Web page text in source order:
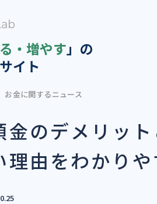
・増やす」の
イト
お金に関するニュース
金のデメリッ
理由をわかり